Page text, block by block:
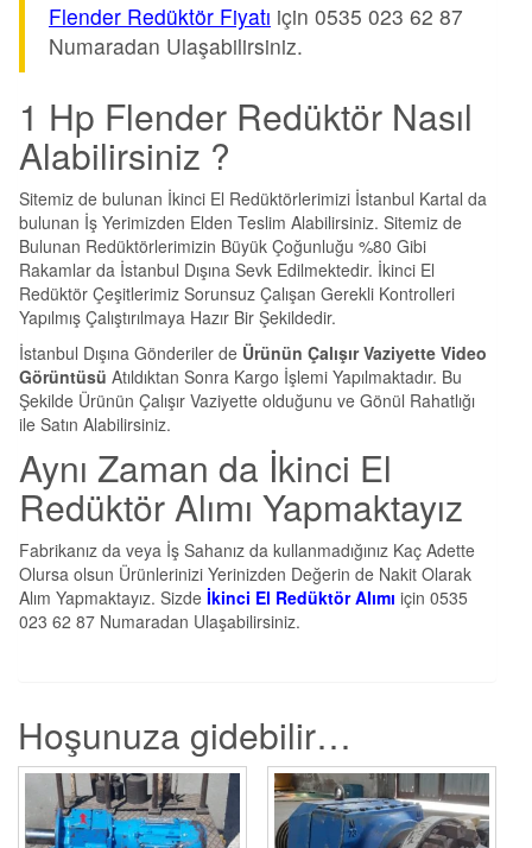
Flender Redüktör Fiyatı için 0535 023 62 87
Numaradan Ulaşabilirsiniz.
1 Hp Flender Redüktör Nasıl
Alabilirsiniz ?
Sitemiz de bulunan İkinci El Redüktörlerimizi İstanbul Kartal da
bulunan İş Yerimizden Elden Teslim Alabilirsiniz. Sitemiz de
Bulunan Redüktörlerimizin Büyük Çoğunluğu %80 Gibi
Rakamlar da İstanbul Dışına Sevk Edilmektedir. İkinci El
Redüktör Çeşitlerimiz Sorunsuz Çalışan Gerekli Kontrolleri
Yapılmış Çalıştırılmaya Hazır Bir Şekildedir.
İstanbul Dışına Gönderiler de Ürünün Çalışır Vaziyette Video
Görüntüsü Atıldıktan Sonra Kargo İşlemi Yapılmaktadır. Bu
Şekilde Ürünün Çalışır Vaziyette olduğunu ve Gönül Rahatlığı
ile Satın Alabilirsiniz.
Aynı Zaman da İkinci El
Redüktör Alımı Yapmaktayız
Fabrikanız da veya İş Sahanız da kullanmadığınız Kaç Adette
Olursa olsun Ürünlerinizi Yerinizden Değerin de Nakit Olarak
Alım Yapmaktayız. Sizde İkinci El Redüktör Alımı için 0535
023 62 87 Numaradan Ulaşabilirsiniz.
Hoşunuza gidebilir…